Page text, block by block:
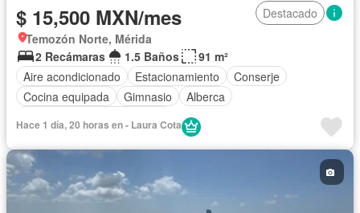
$ 15,500 MXN/mes
Destacado
Temozón Norte, Mérida
2 Recámaras
1.5 Baños
91 m²
Aire acondicionado
Estacionamiento
Conserje
Cocina equipada
Gimnasio
Alberca
Hace 1 día, 20 horas en - Laura Cota